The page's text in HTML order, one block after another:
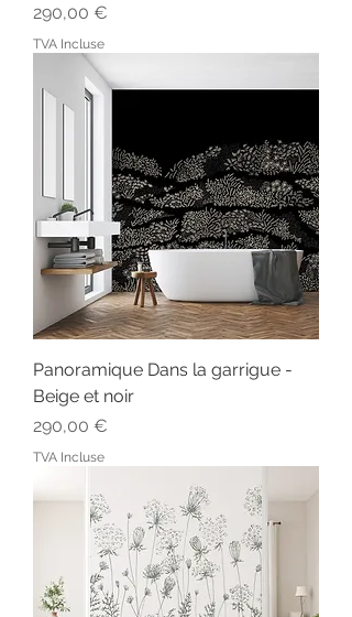
Prix
290,00 €
TVA Incluse
Panoramique Dans la garrigue -
Beige et noir
Prix
290,00 €
TVA Incluse